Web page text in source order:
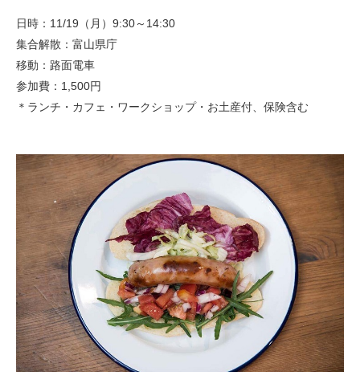
日時：11/19（月）9:30～14:30
集合解散：富山県庁
移動：路面電車
参加費：1,500円
＊ランチ・カフェ・ワークショップ・お土産付、保険含む